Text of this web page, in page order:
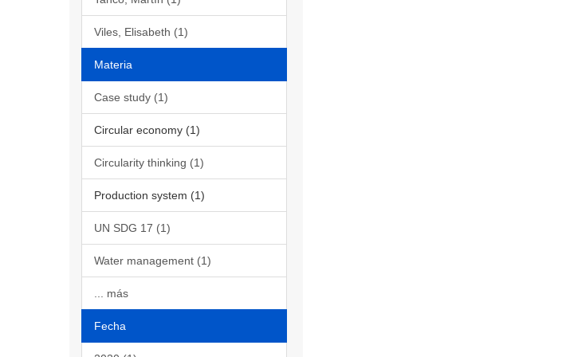
Viles, Elisabeth (1)
Materia
Case study (1)
Circular economy (1)
Circularity thinking (1)
Production system (1)
UN SDG 17 (1)
Water management (1)
... más
Fecha